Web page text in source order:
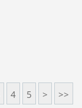
4 5 > >>